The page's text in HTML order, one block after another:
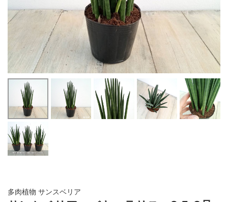
多肉植物 サンスベリア